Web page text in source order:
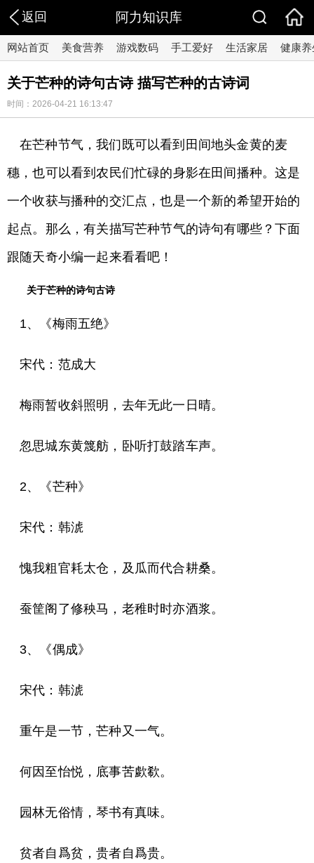
返回 阿力知识库
网站首页 美食营养 游戏数码 手工爱好 生活家居 健康养
关于芒种的诗句古诗 描写芒种的古诗词
时间：2026-04-21 16:13:47
在芒种节气，我们既可以看到田间地头金黄的麦
穗，也可以看到农民们忙碌的身影在田间播种。这是
一个收获与播种的交汇点，也是一个新的希望开始的
起点。那么，有关描写芒种节气的诗句有哪些？下面
跟随天奇小编一起来看看吧！
关于芒种的诗句古诗
1、《梅雨五绝》
宋代：范成大
梅雨暂收斜照明，去年无此一日晴。
忽思城东黄篾舫，卧听打鼓踏车声。
2、《芒种》
宋代：韩淲
愧我粗官耗太仓，及瓜而代合耕桑。
蚕筐阁了修秧马，老稚时时亦酒浆。
3、《偶成》
宋代：韩淲
重午是一节，芒种又一气。
何因至怡悦，底事苦歔欷。
园林无俗情，琴书有真味。
贫者自爲贫，贵者自爲贵。